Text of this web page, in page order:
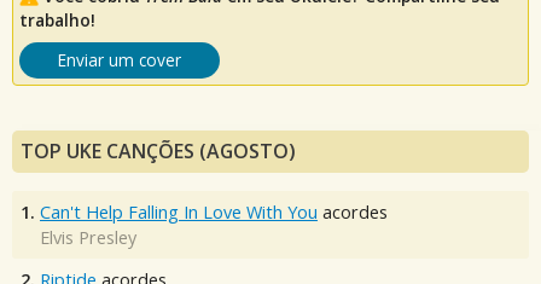
trabalho!
Enviar um cover
TOP UKE CANÇÕES (AGOSTO)
1. Can't Help Falling In Love With You acordes
Elvis Presley